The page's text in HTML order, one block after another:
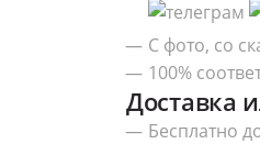
С фото, со
100%
Доставка
Бесплатно